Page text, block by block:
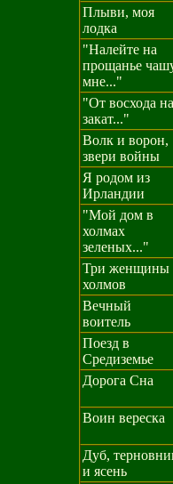
Плыви, моя
лодка
"Налейте на
прощанье
мне..."
"От восхода на
закат..."
Волк и ворон,
звери войны
Я родом из
Ирландии
"Мой дом в
холмах
зеленых..."
Три женщины
холмов
Вечный
воитель
Поезд в
Средиземье
Дорога Сна
Воин вереска
Дуб,
и ясень